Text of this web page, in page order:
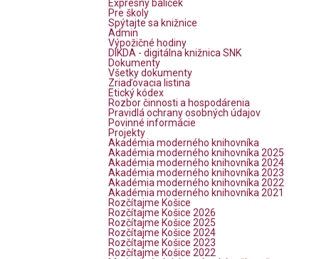
Expresný balíček
Pre školy
Spýtajte sa knižnice
Admin
Výpožičné hodiny
DIKDA - digitálna knižnica SNK
Dokumenty
Všetky dokumenty
Zriaďovacia listina
Etický kódex
Rozbor činnosti a hospodárenia
Pravidlá ochrany osobných údajov
Povinné informácie
Projekty
Akadémia moderného knihovníka
Akadémia moderného knihovníka 2025
Akadémia moderného knihovníka 2024
Akadémia moderného knihovníka 2023
Akadémia moderného knihovníka 2022
Akadémia moderného knihovníka 2021
Rozčítajme Košice
Rozčítajme Košice 2026
Rozčítajme Košice 2025
Rozčítajme Košice 2024
Rozčítajme Košice 2023
Rozčítajme Košice 2022